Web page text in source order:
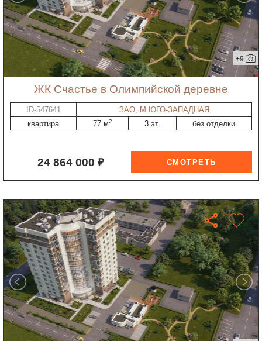
+9
ЖК Счастье в Олимпийской деревне
ID-547641 ЗАО, М.ЮГО-ЗАПАДНАЯ
квартира
77 м2 3 эт. без отделки
24 864 000 ₽